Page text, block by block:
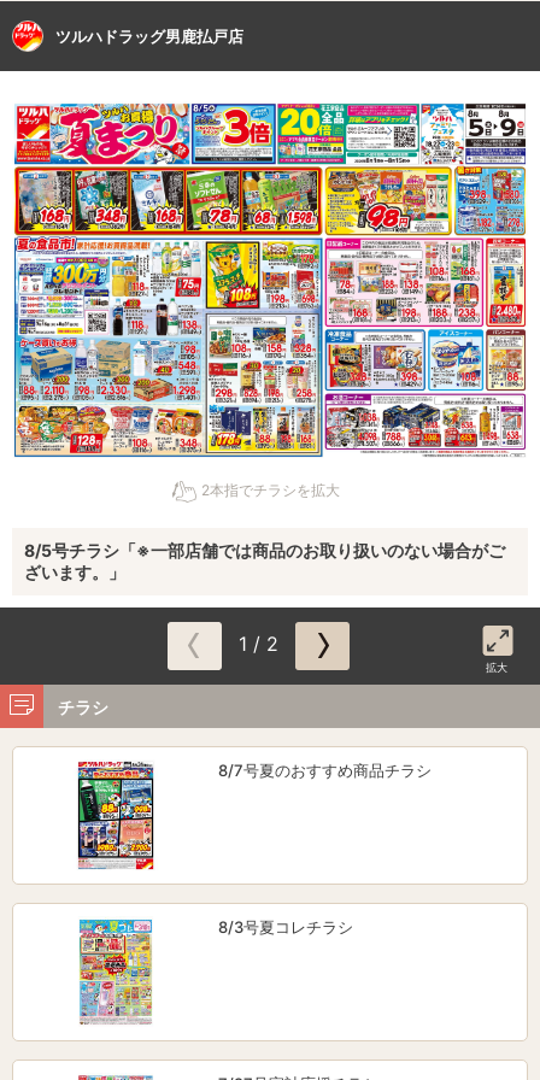
ツルハドラッグ男鹿払戸店
2本指でチラシを拡大
8/5号チラシ「※一部店舗では商品のお取り扱いのない場合がご
ざいます。」
1 / 2
拡大
チラシ
8/7号夏のおすすめ商品チラシ
8/3号夏コレチラシ